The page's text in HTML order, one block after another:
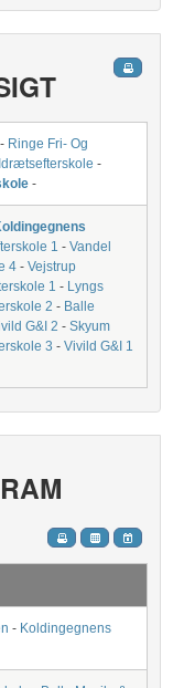
- Ringe Fri- Og
-
-
1 -Vandel
4 -Vejstrup
1 - Lyngs
2 - Balle
G&I 2 -Skyum
3 -Vivild G&I 1
- Koldingegnens